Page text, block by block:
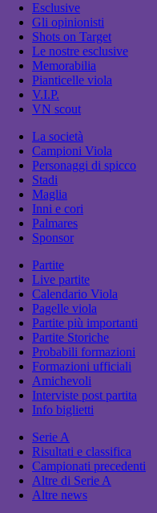
Esclusive
Gli opinionisti
Shots on Target
Le nostre esclusive
Memorabilia
Pianticelle viola
V.I.P.
VN scout
La società
Campioni Viola
Personaggi di spicco
Stadi
Maglia
Inni e cori
Palmares
Sponsor
Partite
Live partite
Calendario Viola
Pagelle viola
Partite più importanti
Partite Storiche
Probabili formazioni
Formazioni ufficiali
Amichevoli
Interviste post partita
Info biglietti
Serie A
Risultati e classifica
Campionati precedenti
Altre di Serie A
Altre news